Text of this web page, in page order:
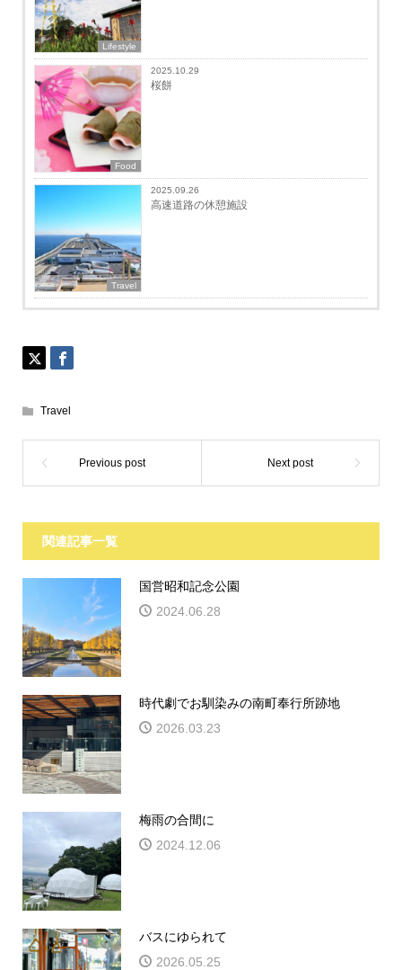
Lifestyle
Food
2025.10.29
桜餅
Travel
2025.09.26
高速道路の休憩施設
Travel
関連記事一覧
国営昭和記念公園
2024.06.28
時代劇でお馴染みの南町奉行所跡地
2026.03.23
梅雨の合間に
2024.12.06
バスにゆられて
2026.05.25